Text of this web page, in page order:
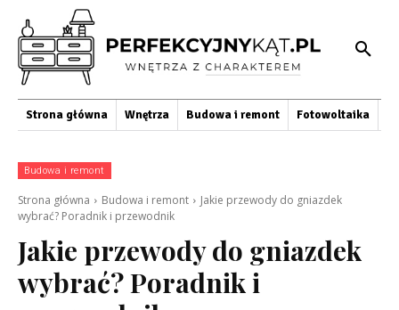
Strona główna Wnętrza Budowa i remont Fotowoltaika
Budowa i remont
Strona główna Budowa i remont
Jakie przewody do gniazdek
wybrać? Poradnik i przewodnik
Jakie przewody do gniazdek
wybrać? Poradnik i